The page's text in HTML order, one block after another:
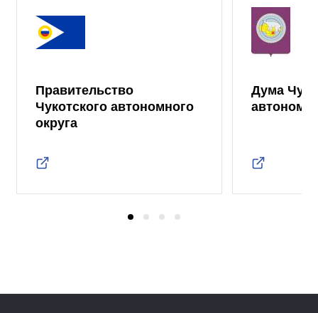
Правительство
Чукотского автономного
округа
Дума